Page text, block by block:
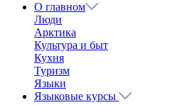
О главном
Люди
Арктика
Культура и быт
Кухня
Туризм
Языки
Языковые курсы